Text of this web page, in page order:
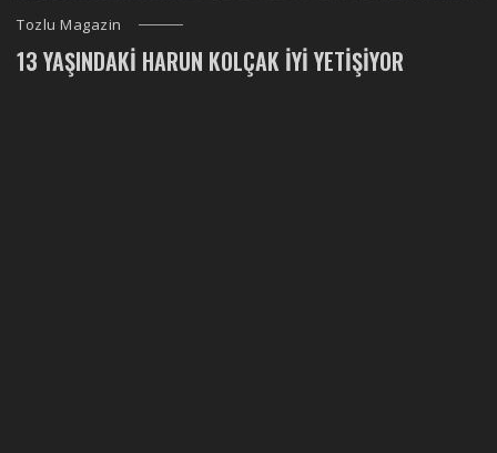
Tozlu Magazin
13 YAŞINDAKI HARUN KOLÇAK İYI YETIŞIYOR